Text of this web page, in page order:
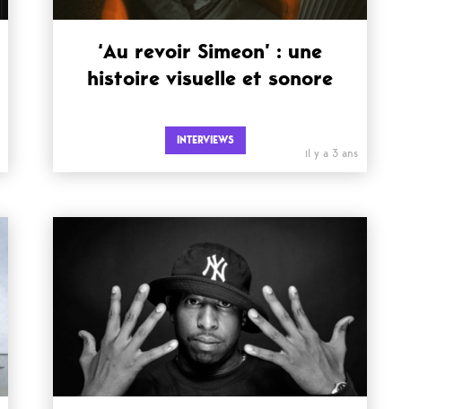
‘Au revoir Simeon’ : une
histoire visuelle et sonore
INTERVIEWS
il y a 3 ans